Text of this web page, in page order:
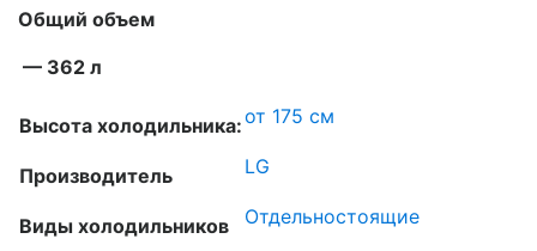
Общий объем
— 362 л
Высота холодильника:от 175 см
Производитель LG
Виды холодильников Отдельностоящие